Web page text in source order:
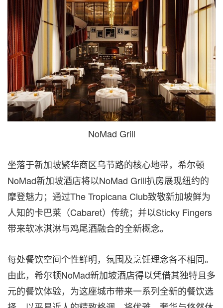
NoMad Grill
坐落于新加坡繁华商区乌节路的核心地带，希尔顿
NoMad新加坡酒店将以NoMad Grill扒房展现纽约的
摩登魅力；通过The Tropicana Club致敬新加坡鲜为
人知的卡巴莱（Cabaret）传统；并以Sticky Fingers
带来软冰淇淋与鸡尾酒融合的全新概念。
每处餐饮空间个性鲜明，氛围及烹饪理念各不相同。
由此，希尔顿NoMad新加坡酒店得以凭借其独特且多
元的餐饮体验，为这座城市带来一系列全新的餐饮选